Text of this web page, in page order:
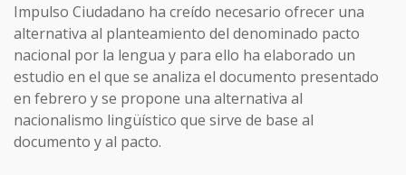
Impulso Ciudadano ha creído necesario ofrecer una
alternativa al planteamiento del denominado pacto
nacional por la lengua y para ello ha elaborado un
estudio en el que se analiza el documento presentado
en febrero y se propone una alternativa al
nacionalismo lingüístico que sirve de base al
documento y al pacto.